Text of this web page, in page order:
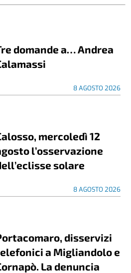
domande a… Andrea
8 AGOSTO 2026
mercoledì 12
l’osservazione
solare
8 AGOSTO 2026
disservizi
a Migliandolo e
La denuncia